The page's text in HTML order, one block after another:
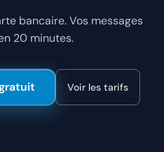
bancaire. Vos messages
20 minutes.
Voir les tarifs